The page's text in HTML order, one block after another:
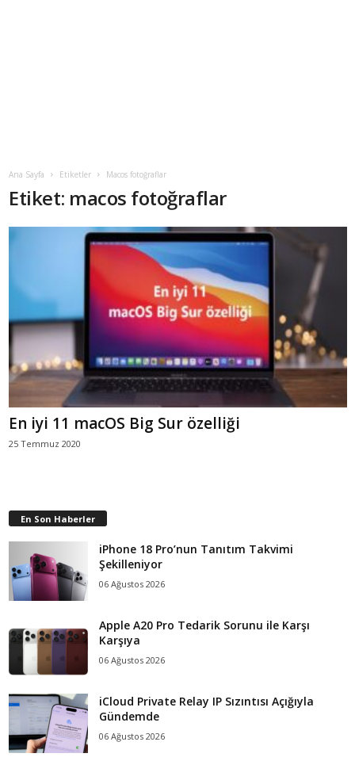
Ana Sayfa Etiketler Macos fotoğraflar
Etiket: macos fotoğraflar
En iyi 11 macOS Big Sur özelliği
25 Temmuz 2020
En Son Haberler
iPhone 18 Pro’nun Tanıtım Takvimi
Şekilleniyor
06 Ağustos 2026
Apple A20 Pro Tedarik Sorunu ile Karşı
Karşıya
06 Ağustos 2026
iCloud Private Relay IP Sızıntısı Açığıyla
Gündemde
06 Ağustos 2026